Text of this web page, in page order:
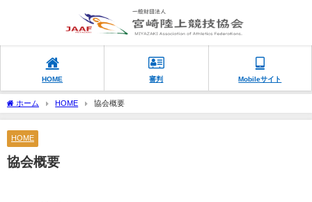
HOME 審判 Mobileサイト
ホーム HOME 協会概要
HOME
協会概要